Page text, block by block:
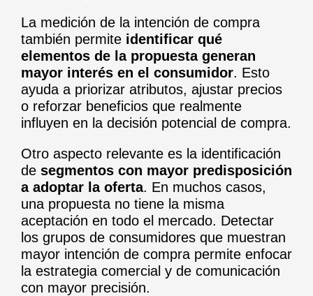
La medición de la intención de compra
también permite identificar qué
elementos de la propuesta generan
mayor interés en el consumidor. Esto
ayuda a priorizar atributos, ajustar precios
o reforzar beneficios que realmente
influyen en la decisión potencial de compra.
Otro aspecto relevante es la identificación
de segmentos con mayor predisposición
a adoptar la oferta. En muchos casos,
una propuesta no tiene la misma
aceptación en todo el mercado. Detectar
los grupos de consumidores que muestran
mayor intención de compra permite enfocar
la estrategia comercial y de comunicación
con mayor precisión.